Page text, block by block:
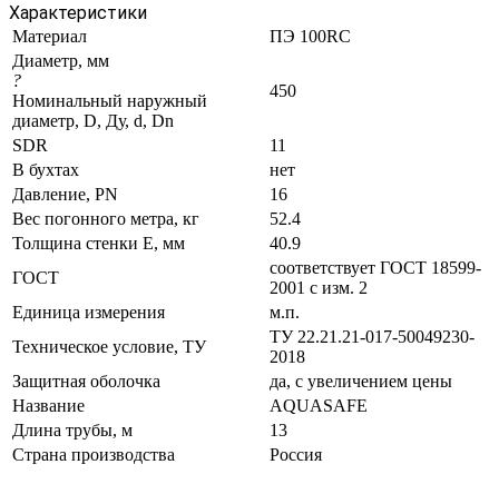
Характеристики
Материал
ПЭ 100RC
Диаметр, мм
?
Номинальный наружный
диаметр, D, Ду, d, Dn
450
SDR
11
В бухтах
нет
Давление, PN
16
Вес погонного метра, кг
52.4
Толщина стенки E, мм
40.9
ГОСТ
соответствует ГОСТ 18599-
2001 с изм. 2
Единица измерения
м.п.
Техническое условие, ТУ
ТУ 22.21.21-017-50049230-
2018
Защитная оболочка
да, с увеличением цены
Название
AQUASAFE
Длина трубы, м
13
Страна производства
Россия